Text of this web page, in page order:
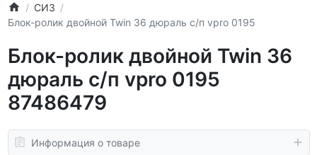
СИЗ
Блок-ролик двойной Twin 36 дюраль с/п vpro 0195
Блок-ролик двойной Twin 36
дюраль с/п vpro 0195
87486479
Информация о товаре